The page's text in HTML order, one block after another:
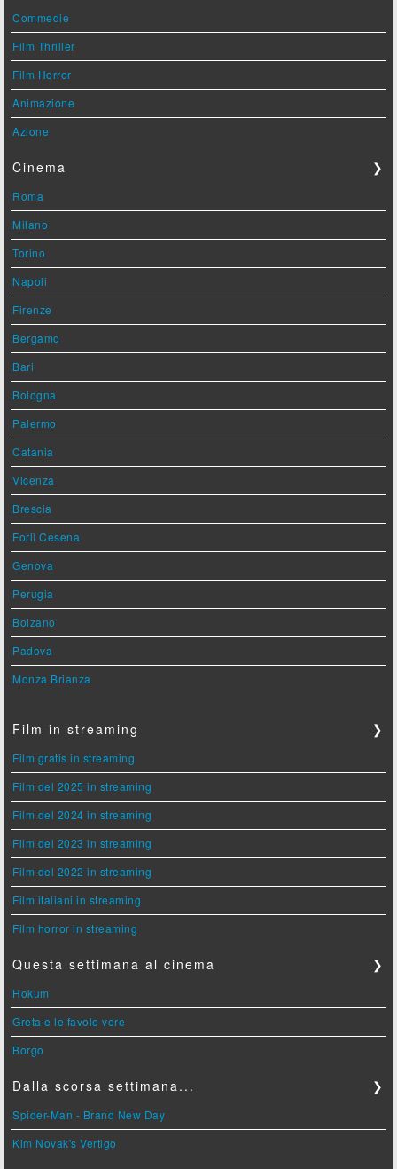
Commedie
Film Thriller
Film Horror
Animazione
Azione
Cinema ❯
Roma
Milano
Torino
Napoli
Firenze
Bergamo
Bari
Bologna
Palermo
Catania
Vicenza
Brescia
Forlì Cesena
Genova
Perugia
Bolzano
Padova
Monza Brianza
Film in streaming ❯
Film gratis in streaming
Film del 2025 in streaming
Film del 2024 in streaming
Film del 2023 in streaming
Film del 2022 in streaming
Film italiani in streaming
Film horror in streaming
Questa settimana al cinema ❯
Hokum
Greta e le favole vere
Borgo
Dalla scorsa settimana... ❯
Spider-Man - Brand New Day
Kim Novak's Vertigo